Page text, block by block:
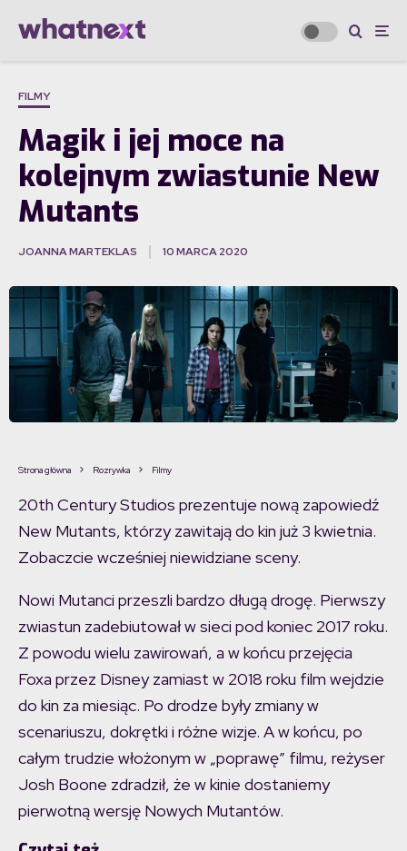
FILMY
Magik i jej moce na
kolejnym zwiastunie New
Mutants
JOANNA MARTEKLAS 10 MARCA 2020
Strona główna Rozrywka Filmy
20th Century Studios prezentuje nową zapowiedź
New Mutants, którzy zawitają do kin już 3 kwietnia.
Zobaczcie wcześniej niewidziane sceny.
Nowi Mutanci przeszli bardzo długą drogę. Pierwszy
zwiastun zadebiutował w sieci pod koniec 2017 roku.
Z powodu wielu zawirowań, a w końcu przejęcia
Foxa przez Disney zamiast w 2018 roku film wejdzie
do kin za miesiąc. Po drodze były zmiany w
scenariuszu, dokrętki i różne wizje. A w końcu, po
całym trudzie włożonym w „poprawę” filmu, reżyser
Josh Boone zdradził, że w kinie dostaniemy
pierwotną wersję Nowych Mutantów.